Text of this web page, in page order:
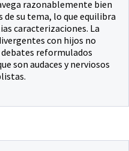
razonablemente bien
su tema, lo que equilibra
caracterizaciones. La
con hijos no
reformulados
son audaces y nerviosos